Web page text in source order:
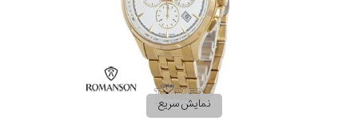
نمایش سریع